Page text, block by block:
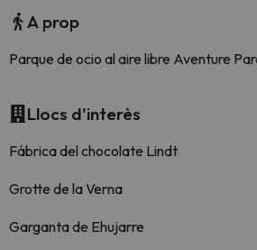
A prop
Parque de ocio al aire libre Aventure
Llocs d'interès
Fábrica del chocolate Lindt
Grotte de la Verna
Garganta de Ehujarre